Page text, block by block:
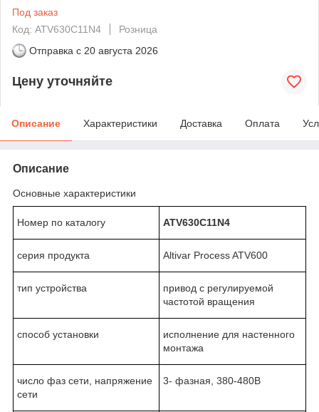
Под заказ
Код: ATV630C11N4
Розница
Отправка с 20 августа 2026
Цену уточняйте
Описание Характеристики Доставка Оплата
Описание
Основные характеристики
Номер по каталогу ATV630C11N4
серия продукта Altivar Process ATV600
тип устройства
привод с регулируемой
частотой вращения
способ установки
исполнение для настенного
монтажа
число фаз сети, напряжение
сети
3- фазная, 380-480В